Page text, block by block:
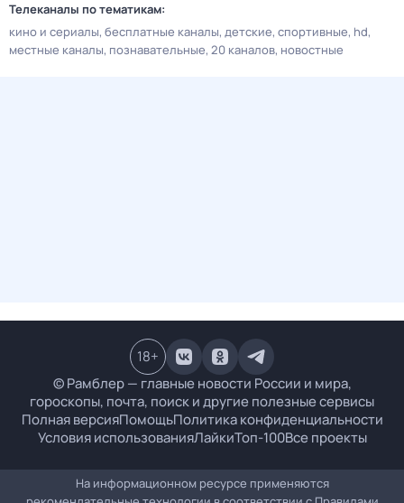
Телеканалы по тематикам:
кино и сериалы бесплатные каналы детские спортивные hd
местные каналы познавательные 20 каналов новостные
© Рамблер — главные новости России и мира,
гороскопы, почта, поиск и другие полезные сервисы
Полная версияПомощьПолитика конфиденциальности
Условия использованияЛайкиТоп-100Все проекты
18+
На информационном ресурсе применяются